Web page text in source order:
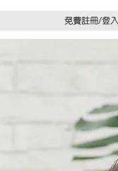
免費註冊/登入